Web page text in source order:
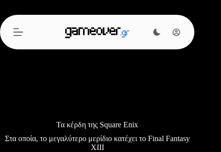
περιεχόμενο
Τα κέρδη της Square Enix
Στα οποία, το μεγαλύτερο μερίδιο κατέχει το Final Fantasy
XIIΙ